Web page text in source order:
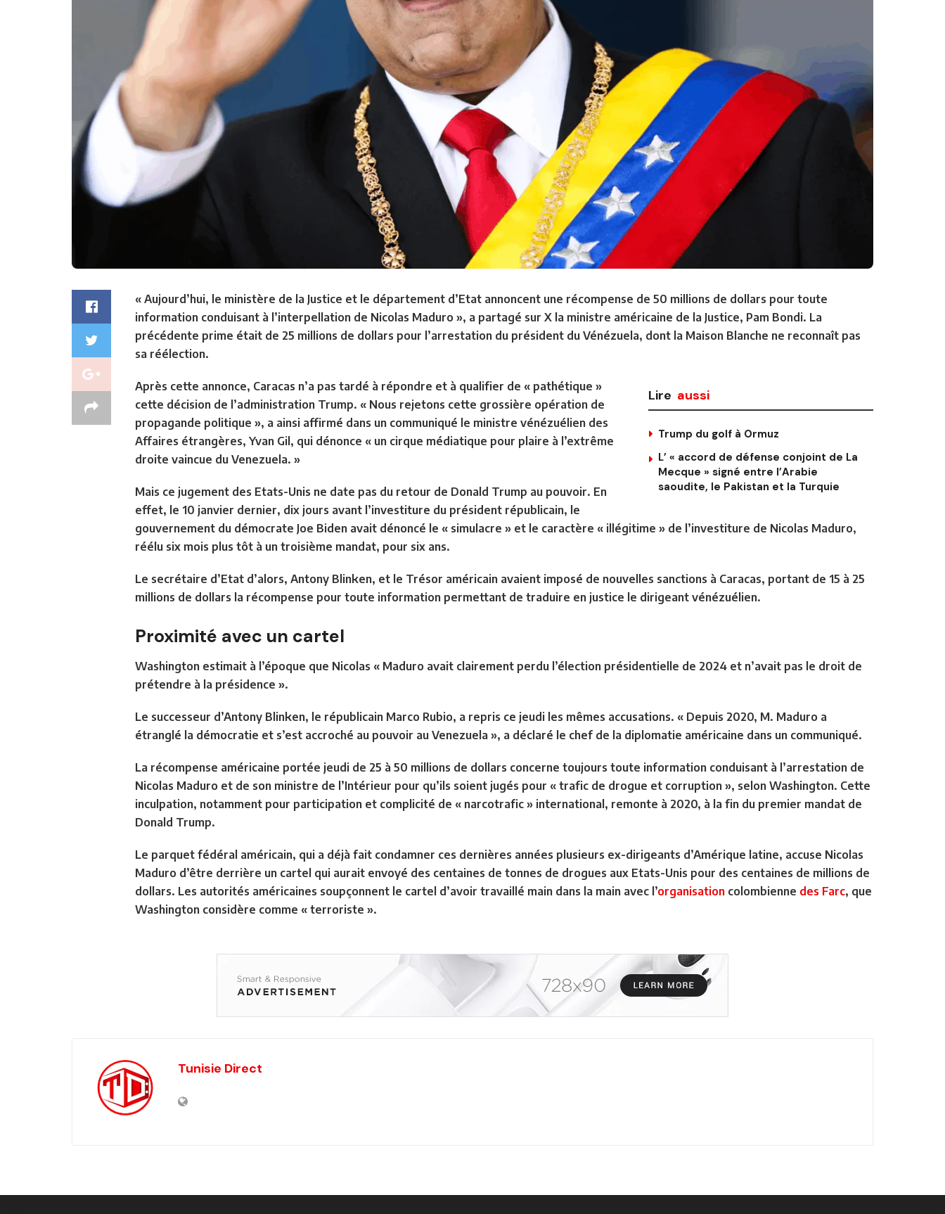
« Aujourd’hui, le ministère de la Justice et le département d’Etat annoncent une récompense de 50 millions de dollars pour toute
information conduisant à l’interpellation de Nicolas Maduro », a partagé sur X la ministre américaine de la Justice, Pam Bondi. La
précédente prime était de 25 millions de dollars pour l’arrestation du président du Vénézuela, dont la Maison Blanche ne reconnaît pas
sa réélection.
Lire aussi
Trump du golf à Ormuz
L’ « accord de défense conjoint de La
Mecque » signé entre l’Arabie
saoudite, le Pakistan et la Turquie
Après cette annonce, Caracas n’a pas tardé à répondre et à qualifier de « pathétique »
cette décision de l’administration Trump. « Nous rejetons cette grossière opération de
propagande politique », a ainsi affirmé dans un communiqué le ministre vénézuélien des
Affaires étrangères, Yvan Gil, qui dénonce « un cirque médiatique pour plaire à l’extrême
droite vaincue du Venezuela. »
Mais ce jugement des Etats-Unis ne date pas du retour de Donald Trump au pouvoir. En
effet, le 10 janvier dernier, dix jours avant l’investiture du président républicain, le
gouvernement du démocrate Joe Biden avait dénoncé le « simulacre » et le caractère « illégitime » de l’investiture de Nicolas Maduro,
réélu six mois plus tôt à un troisième mandat, pour six ans.
Le secrétaire d’Etat d’alors, Antony Blinken, et le Trésor américain avaient imposé de nouvelles sanctions à Caracas, portant de 15 à 25
millions de dollars la récompense pour toute information permettant de traduire en justice le dirigeant vénézuélien.
Proximité avec un cartel
Washington estimait à l’époque que Nicolas « Maduro avait clairement perdu l’élection présidentielle de 2024 et n’avait pas le droit de
prétendre à la présidence ».
Le successeur d’Antony Blinken, le républicain Marco Rubio, a repris ce jeudi les mêmes accusations. « Depuis 2020, M. Maduro a
étranglé la démocratie et s’est accroché au pouvoir au Venezuela », a déclaré le chef de la diplomatie américaine dans un communiqué.
La récompense américaine portée jeudi de 25 à 50 millions de dollars concerne toujours toute information conduisant à l’arrestation de
Nicolas Maduro et de son ministre de l’Intérieur pour qu’ils soient jugés pour « trafic de drogue et corruption », selon Washington. Cette
inculpation, notamment pour participation et complicité de « narcotrafic » international , remonte à 2020, à la fin du premier mandat de
Donald Trump.
Le parquet fédéral américain, qui a déjà fait condamner ces dernières années plusieurs ex-dirigeants d’Amérique latine, accuse Nicolas
Maduro d’être derrière un cartel qui aurait envoyé des centaines de tonnes de drogues aux Etats-Unis pour des centaines de millions de
dollars. Les autorités américaines soupçonnent le cartel d’avoir travaillé main dans la main avec l’organisation colombienne des Farc, que
Washington considère comme « terroriste ».
Tunisie Direct